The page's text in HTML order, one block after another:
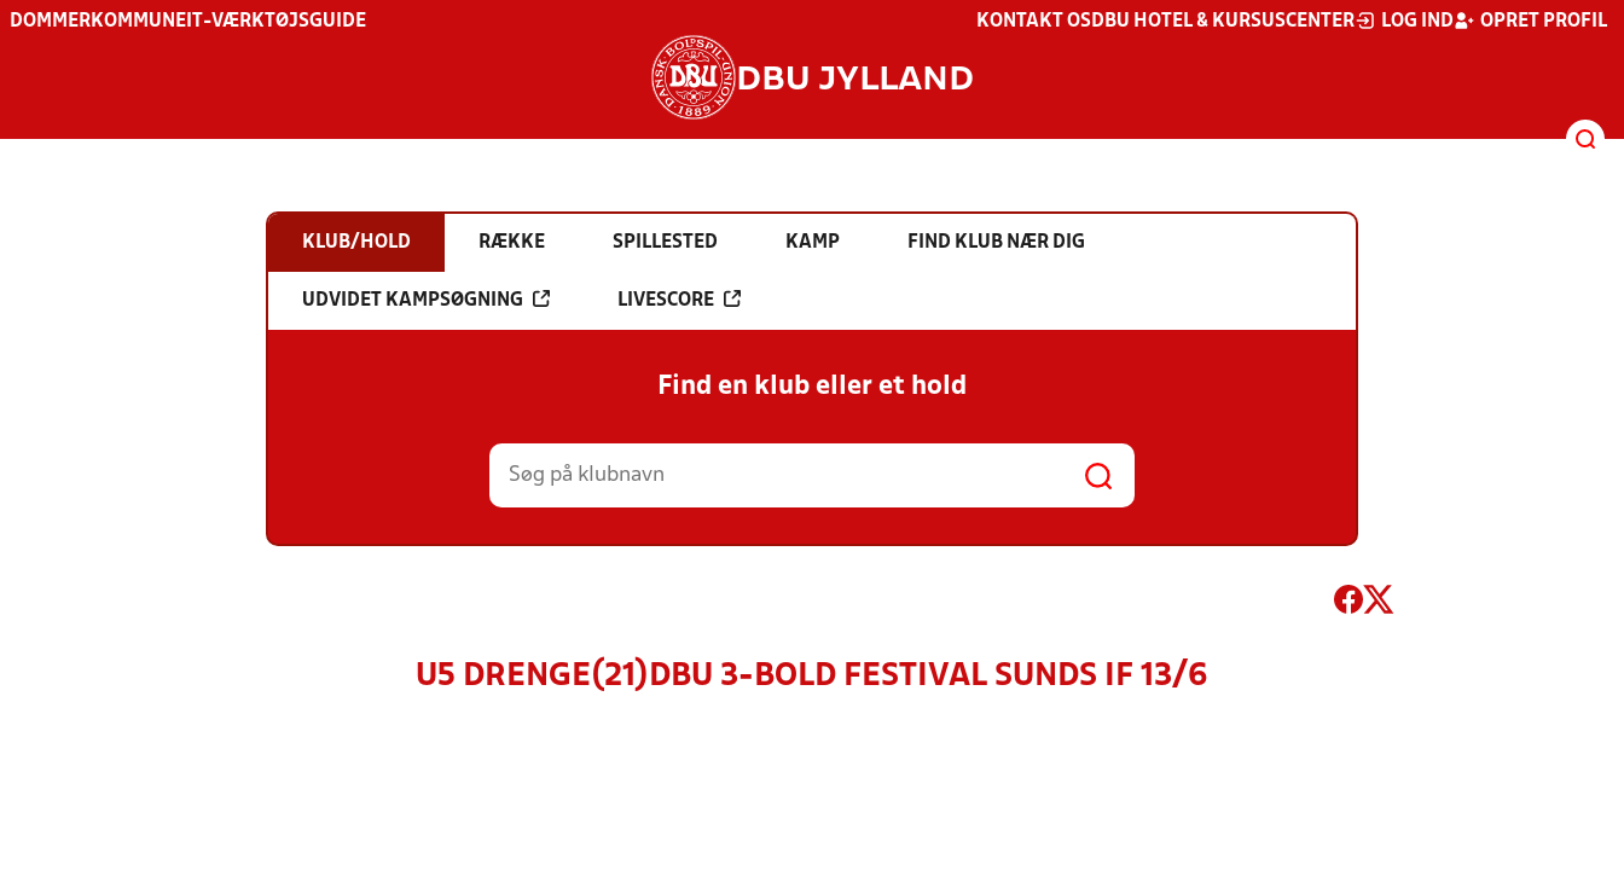
DOMMER KOMMUNE IT-VÆRKTØJSGUIDE KONTAKT OS DBU HOTEL & KURSUSCENTER LOG IND OPRET PROFIL
DBU JYLLAND
KLUB/HOLD RÆKKE SPILLESTED KAMP FIND KLUB NÆR DIG
UDVIDET KAMPSØGNING LIVESCORE
Find en klub eller et hold
U5 DRENGE(21)DBU 3-BOLD FESTIVAL SUNDS IF 13/6